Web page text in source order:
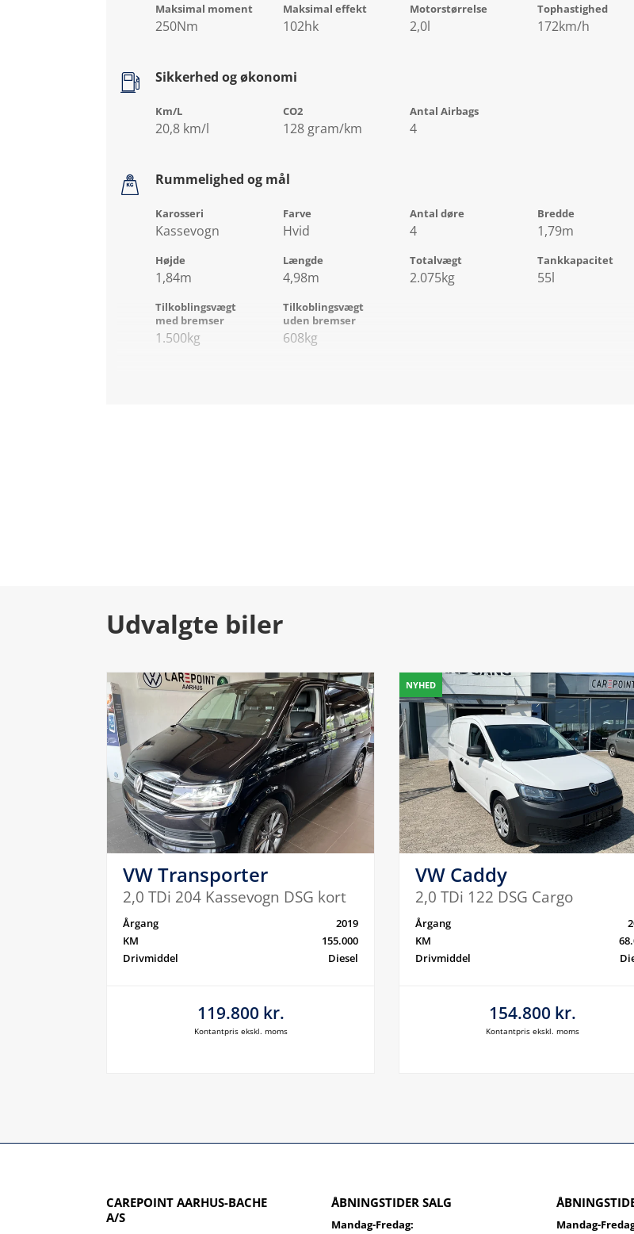
Maksimal moment
250Nm
Maksimal effekt
102hk
Motorstørrelse
2,0l
Tophastighed
172km/h
Sikkerhed og økonomi
Km/L
20,8 km/l
CO2
128 gram/km
Antal Airbags
4
Rummelighed og mål
Karosseri
Kassevogn
Farve
Hvid
Antal døre
4
Bredde
1,79m
Højde
1,84m
Længde
4,98m
Totalvægt
2.075kg
Tankkapacitet
55l
Tilkoblingsvægt
med bremser
1.500kg
Tilkoblingsvægt
uden bremser
608kg
Udvalgte biler
VW Transporter
2,0 TDi 204 Kassevogn DSG kort
119.800 kr.
Kontantpris ekskl. moms
2019
Årgang
155.000
KM
Diesel
Drivmiddel
NYHED
VW Caddy
2,0 TDi 122 DSG Cargo
154.800 kr.
Kontantpris ekskl. moms
Årgang
KM
Drivmiddel
CAREPOINT AARHUS-BACHE
A/S
ÅBNINGSTIDER SALG
Mandag-Fredag:
Mandag-